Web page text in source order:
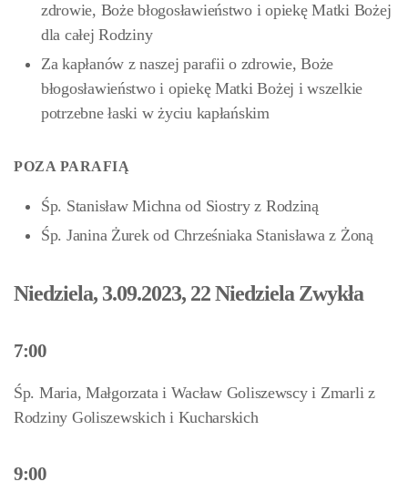
zdrowie, Boże błogosławieństwo i opiekę Matki Bożej
dla całej Rodziny
Za kapłanów z naszej parafii o zdrowie, Boże
błogosławieństwo i opiekę Matki Bożej i wszelkie
potrzebne łaski w życiu kapłańskim
POZA PARAFIĄ
Śp. Stanisław Michna od Siostry z Rodziną
Śp. Janina Żurekod Chrześniaka Stanisława z Żoną
Niedziela, 3.09.2023, 22 Niedziela Zwykła
7:00
Śp. Maria, Małgorzata i Wacław Goliszewscy i Zmarli z
Rodziny Goliszewskich i Kucharskich
9:00